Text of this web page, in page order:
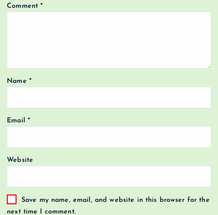
Comment*
Name *
Email *
Website
Save my name, email, and website in this browser for the
next time I comment.